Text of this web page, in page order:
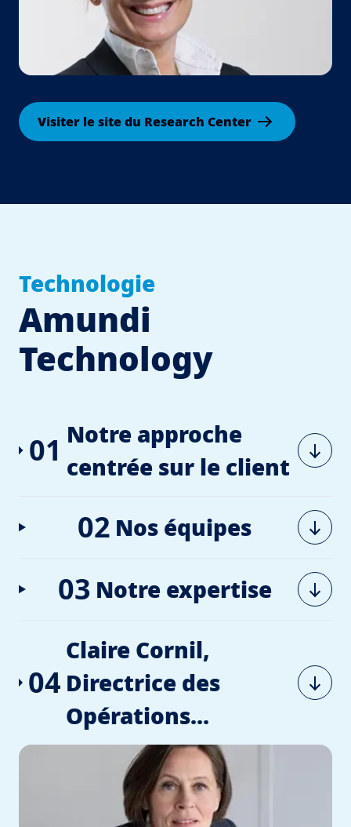
Visiter le site du Research Center
Technologie
Amundi
Technology
01 Notre approche
centrée sur le client
02 Nos équipes
03 Notre expertise
04
Claire Cornil,
Directrice des
Opérations...